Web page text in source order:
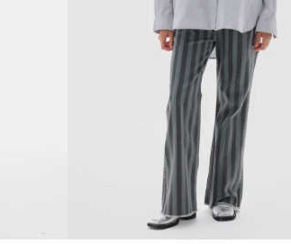
AGREGAR AL CARRITO